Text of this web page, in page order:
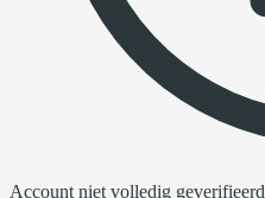
Account niet volledig geverifieerd